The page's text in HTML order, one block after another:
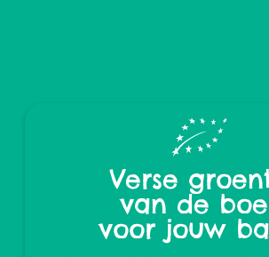
Verse
van de
voor jouw